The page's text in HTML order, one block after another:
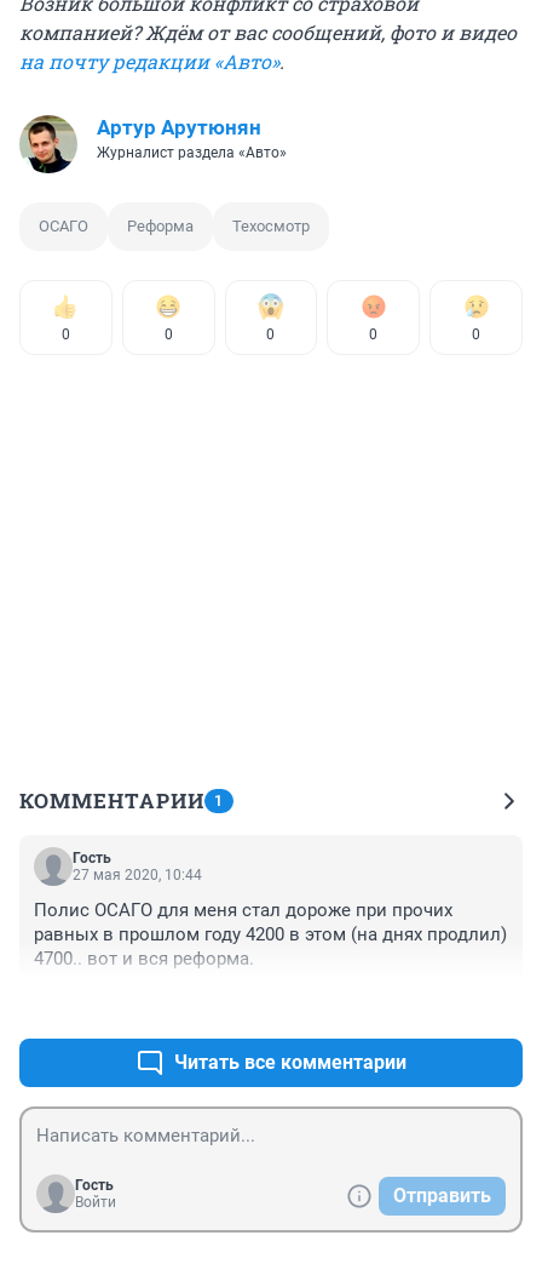
компанией? Ждём от вас сообщений, фото и видео
напочту редакции «Авто».
Артур Арутюнян
Журналист раздела «Авто»
ОСАГО Реформа Техосмотр
0 0 0 0 0
КОММЕНТАРИИ 1
Гость
27 мая 2020, 10:44
Полис ОСАГО для меня стал дороже при прочих
равных в прошлом году 4200 в этом (на днях продлил)
4700.. вот и вся реформа.
Читать все комментарии
Гость
Войти
Отправить